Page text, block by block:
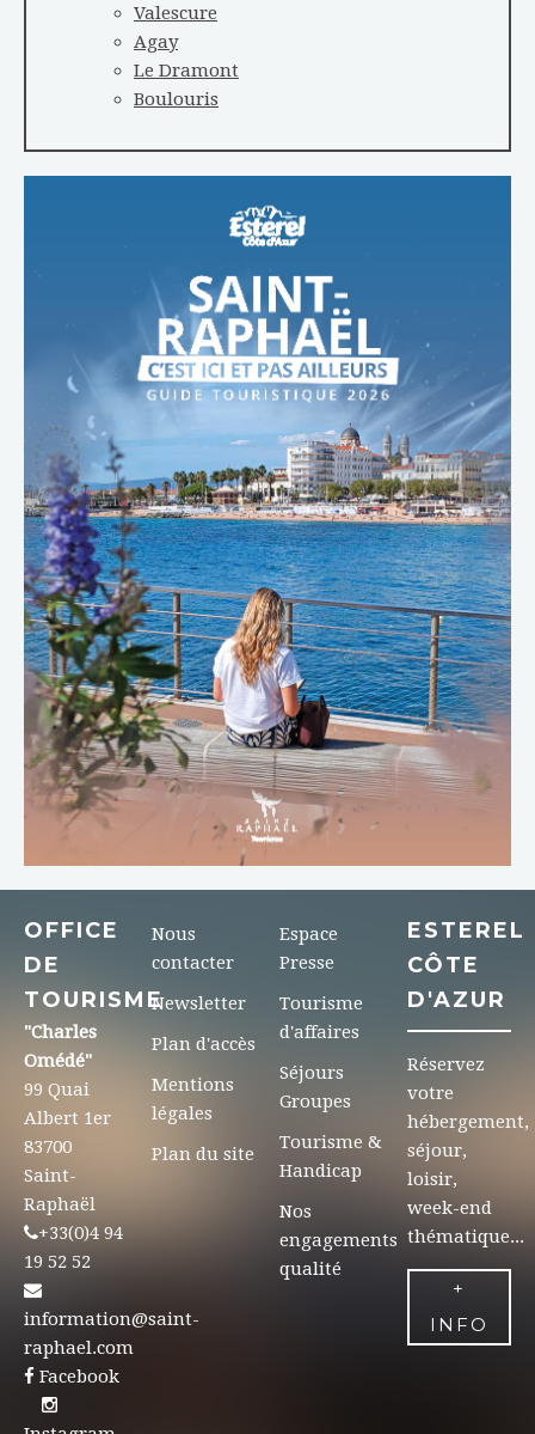
Valescure
Agay
Le Dramont
Boulouris
TÉLÉCHARGER
OFFICE
DE
TOURISME
"Charles
Omédé"
99 Quai
Albert 1er
83700
Saint-
Raphaël
+33(0)4 94
19 52 52
information@saint-
raphael.com
Facebook
Nous
contacter
Newsletter
Plan d'accès
Mentions
légales
Plan du site
Espace
Presse
Tourisme
d'affaires
Séjours
Groupes
Tourisme &
Handicap
Nos
engagements
qualité
ESTEREL
CÔTE
D'AZUR
Réservez
votre
hébergement,
séjour,
loisir,
week-end
thématique...
+
INFO